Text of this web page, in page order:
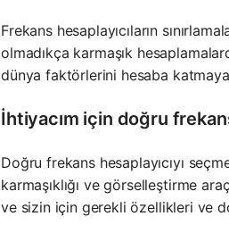
Frekans hesaplayıcıların
olmadıkça karmaşık
dünya faktörlerini hesaba
İhtiyacım için doğru
Doğru frekans hesaplayıcıyı
karmaşıklığı ve görselleştirme
ve sizin için gerekli özellikleri ve